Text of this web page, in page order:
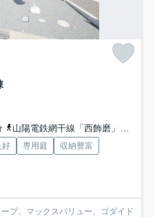
山陽電鉄網干線「西飾磨」駅 徒歩23分
好 専用庭
収納豊富
プ、マックスバリュー、ゴダイド